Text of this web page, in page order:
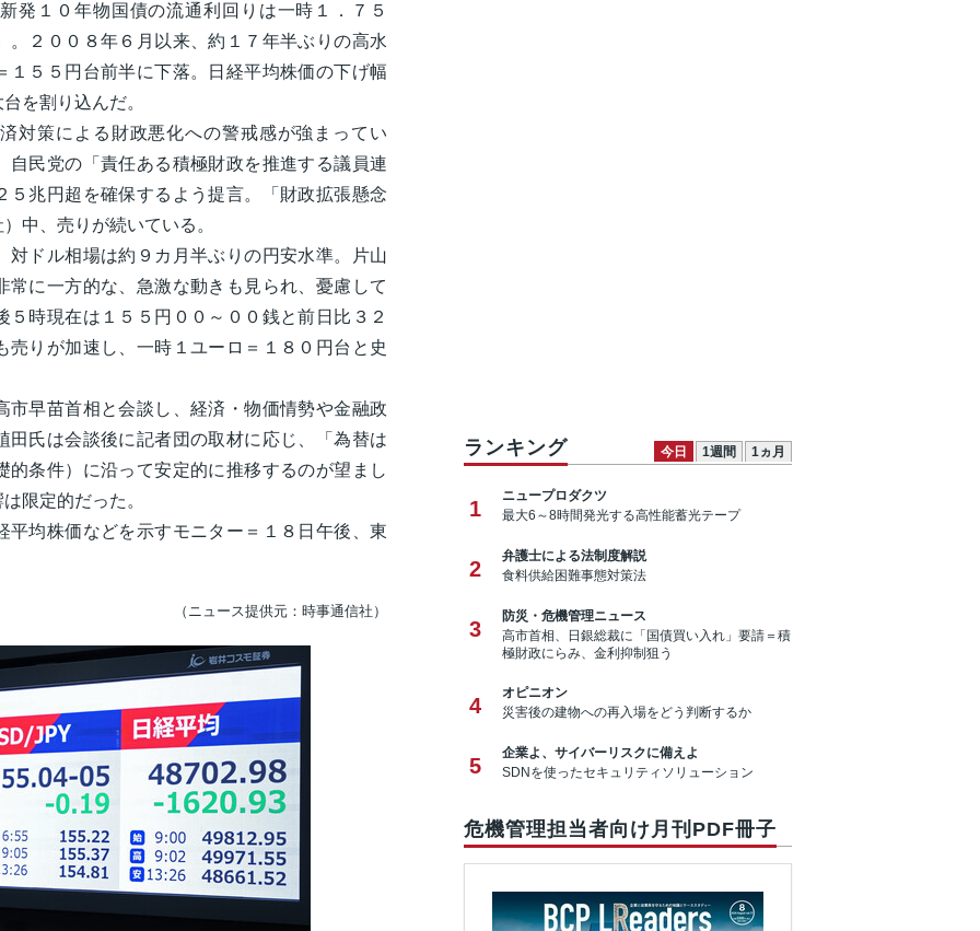
発１０年物国債の流通利回りは一時１．７５
。２００８年６月以来、約１７年半ぶりの高水
１５５円台前半に下落。日経平均株価の下げ幅
を割り込んだ。
対策による財政悪化への警戒感が強まってい
自民党の「責任ある積極財政を推進する議員連
５兆円超を確保するよう提言。「財政拡張懸念
中、売りが続いている。
ドル相場は約９カ月半ぶりの円安水準。片山
常に一方的な、急激な動きも見られ、憂慮して
５時現在は１５５円００～００銭と前日比３２
売りが加速し、一時１ユーロ＝１８０円台と史
早苗首相と会談し、経済・物価情勢や金融政
田氏は会談後に記者団の取材に応じ、「為替は
的条件）に沿って安定的に推移するのが望まし
は限定的だった。
平均株価などを示すモニター＝１８日午後、東
（ニュース提供元：時事通信社）
ランキング 今日 1週間 1ヵ月
1
ニュープロダクツ
最大6～8時間発光する高性能蓄光テープ
2
弁護士による法制度解説
食料供給困難事態対策法
3
防災・危機管理ニュース
高市首相、日銀総裁に「国債買い入れ」要請＝積
極財政にらみ、金利抑制狙う
4
オピニオン
災害後の建物への再入場をどう判断するか
5
企業よ、サイバーリスクに備えよ
SDNを使ったセキュリティソリューション
危機管理担当者向け月刊PDF冊子